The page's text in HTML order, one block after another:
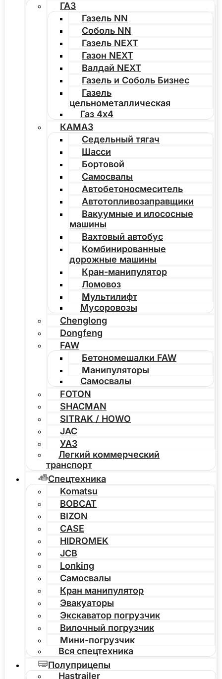
ГАЗ
Газель NN
Соболь NN
Газель NEXT
Газон NEXT
Валдай NEXT
Газель и Соболь Бизнес
Газель
цельнометаллическая
Газ 4х4
КАМАЗ
Седельный тягач
Шасси
Бортовой
Самосвалы
Автобетоносмеситель
Автотопливозаправщики
Вакуумные и илососные
машины
Вахтовый автобус
Комбинированные
дорожные машины
Кран-манипулятор
Ломовоз
Мультилифт
Мусоровозы
Chenglong
Dongfeng
FAW
Бетономешалки FAW
Манипуляторы
Самосвалы
FOTON
SHACMAN
SITRAK / HOWO
JAC
УАЗ
Легкий коммерческий
транспорт
Спецтехника
Komatsu
BOBCAT
BIZON
CASE
HIDROMEK
JCB
Lonking
Самосвалы
Кран манипулятор
Эвакуаторы
Экскаватор погрузчик
Вилочный погрузчик
Мини-погрузчик
Вся спецтехника
Полуприцепы
Hastrailer